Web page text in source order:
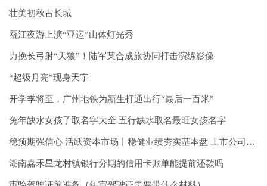
壮美初秋古长城
瓯江夜游上演“亚运”山体灯光秀
力挽长弓射“天狼”！陆军某合成旅协同打击演练影像
“超级月亮”现身天宇
开学季将至，广州地铁为新生打通出行“最后一百米”
兔年缺水女孩子取名字大全 五行缺水取名最旺女孩名字
稳预期强信心 活跃资本市场丨稳健业绩夯实基本盘 上市公司高质量发展韧性强
湖南嘉禾星龙村镇银行分期的信用卡账单能提前还款吗